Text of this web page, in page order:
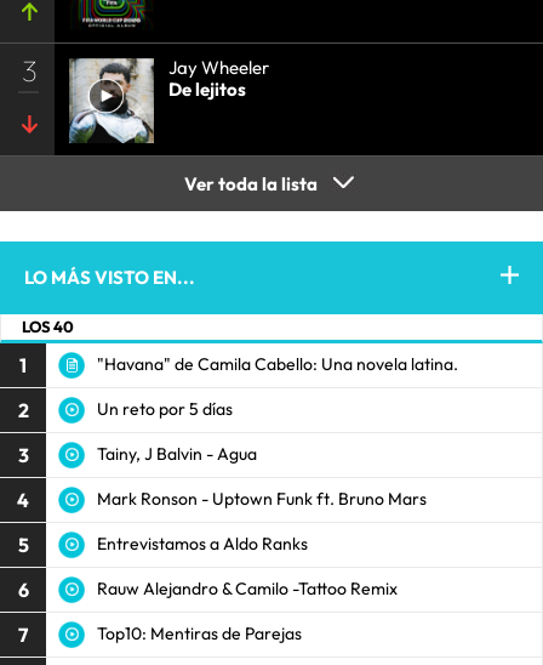
3
Jay Wheeler
De lejitos
Ver toda la lista
LO MÁS VISTO EN...
LOS 40
1 "Havana" de Camila Cabello: Una novela latina.
2 Un reto por 5 días
3 Tainy, J Balvin - Agua
4 Mark Ronson - Uptown Funk ft. Bruno Mars
5 Entrevistamos a Aldo Ranks
6 Rauw Alejandro & Camilo -Tattoo Remix
7 Top10: Mentiras de Parejas